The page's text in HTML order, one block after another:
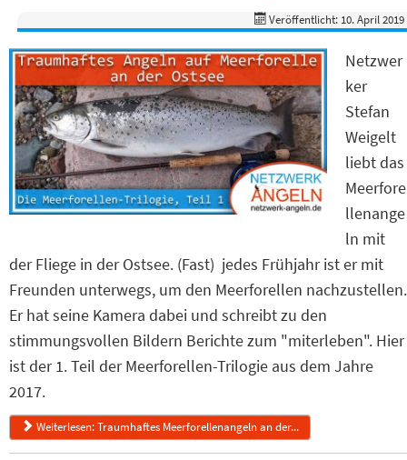
Veröffentlicht: 10. April 2019
Netzwer
ker
Stefan
Weigelt
liebt das
Meerfore
llenange
ln mit
der Fliege in der Ostsee. (Fast) jedes Frühjahr ist er mit
Freunden unterwegs, um den Meerforellen nachzustellen.
Er hat seine Kamera dabei und schreibt zu den
stimmungsvollen Bildern Berichte zum "miterleben". Hier
ist der 1. Teil der Meerforellen-Trilogie aus dem Jahre
2017.
Weiterlesen: Traumhaftes Meerforellenangeln an der...